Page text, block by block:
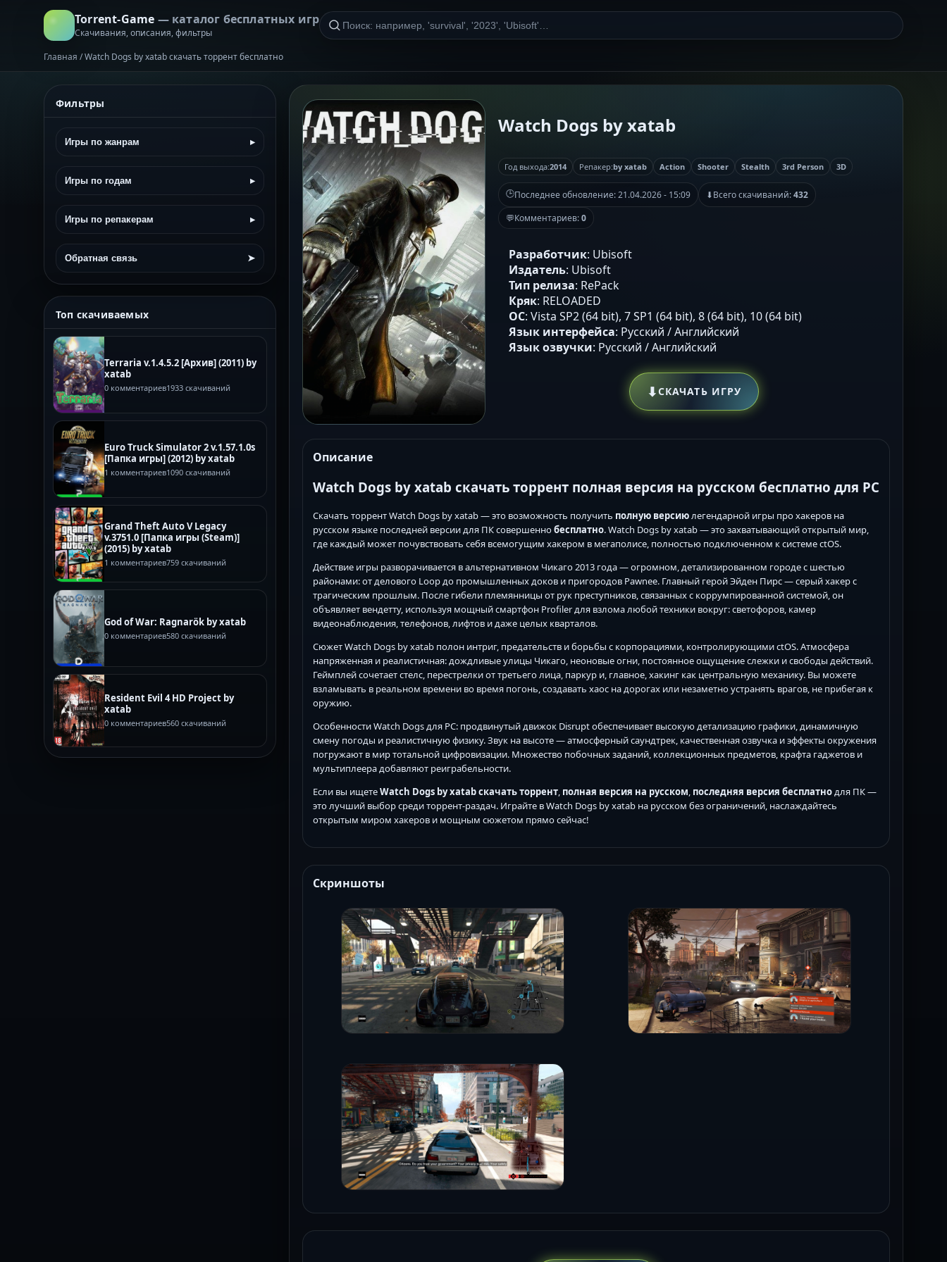
Torrent-Game — каталог бесплатных игр
Скачивания, описания, фильтры
Главная /Watch Dogs by xatab скачать торрент бесплатно
Фильтры
Игры по жанрам ▸
Игры по годам ▸
Игры по репакерам ▸
Обратная связь ➤
Топ скачиваемых
Terraria v.1.4.5.2 [Архив] (2011) by
xatab
0 комментариев1933 скачиваний
Euro Truck Simulator 2 v.1.57.1.0s
[Папка игры] (2012) by xatab
1 комментариев1090 скачиваний
Grand Theft Auto V Legacy
v.3751.0 [Папка игры (Steam)]
(2015) by xatab
1 комментариев759 скачиваний
God of War: Ragnarök by xatab
0 комментариев580 скачиваний
Resident Evil 4 HD Project by
xatab
0 комментариев560 скачиваний
Watch Dogs by xatab
Год выхода:2014 Репакер:by xatab Action Shooter Stealth 3rd Person 3D
🕒Последнее обновление:21.04.2026 - 15:09 ⬇Всего скачиваний:432
💬Комментариев:0
Разработчик: Ubisoft
Издатель: Ubisoft
Тип релиза: RePack
Кряк: RELOADED
ОС: Vista SP2 (64 bit), 7 SP1 (64 bit), 8 (64 bit), 10 (64 bit)
Язык интерфейса: Русский / Английский
Язык озвучки: Русский / Английский
⬇СКАЧАТЬ ИГРУ
Описание
Watch Dogs by xatab скачать торрент полная версия на русском бесплатно для PC
Скачать торрент Watch Dogs by xatab — это возможность получить полную версиюлегендарной игры про хакеров на
русском языке последней версии для ПК совершеннобесплатно. Watch Dogs by xatab — это захватывающий открытый мир,
где каждый может почувствовать себя всемогущим хакером в мегаполисе, полностью подключенном к системе ctOS.
Действие игры разворачивается в альтернативном Чикаго 2013 года — огромном, детализированном городе с шестью
районами: от делового Loop до промышленных доков и пригородов Pawnee. Главный герой Эйден Пирс — серый хакер с
трагическим прошлым. После гибели племянницы от рук преступников, связанных с коррумпированной системой, он
объявляет вендетту, используя мощный смартфон Profiler для взлома любой техники вокруг: светофоров, камер
видеонаблюдения, телефонов, лифтов и даже целых кварталов.
Сюжет Watch Dogs by xatab полон интриг, предательств и борьбы с корпорациями, контролирующими ctOS. Атмосфера
напряженная и реалистичная: дождливые улицы Чикаго, неоновые огни, постоянное ощущение слежки и свободы действий.
Геймплей сочетает стелс, перестрелки от третьего лица, паркур и, главное, хакинг как центральную механику. Вы можете
взламывать в реальном времени во время погонь, создавать хаос на дорогах или незаметно устранять врагов, не прибегая к
оружию.
Особенности Watch Dogs для PC: продвинутый движок Disrupt обеспечивает высокую детализацию графики, динамичную
смену погоды и реалистичную физику. Звук на высоте — атмосферный саундтрек, качественная озвучка и эффекты окружения
погружают в мир тотальной цифровизации. Множество побочных заданий, коллекционных предметов, крафта гаджетов и
мультиплеера добавляют реиграбельности.
Если вы ищетеWatch Dogs by xatab скачать торрент, полная версия на русском, последняя версия бесплатнодля ПК —
это лучший выбор среди торрент-раздач. Играйте в Watch Dogs by xatab на русском без ограничений, наслаждайтесь
открытым миром хакеров и мощным сюжетом прямо сейчас!
Скриншоты